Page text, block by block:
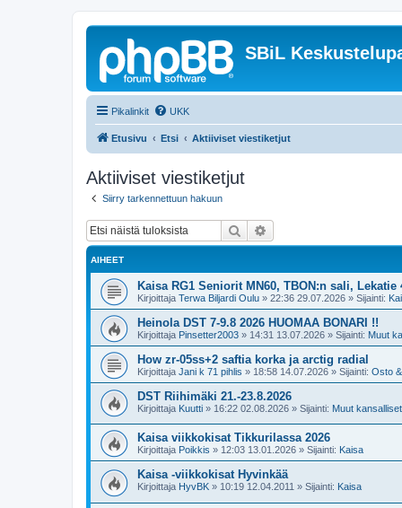
SBiL
Pikalinkit UKK
Etusivu Etsi Aktiiviset viestiketjut
Aktiiviset viestiketjut
Siirry tarkennettuun hakuun
Etsi
AIHEET
Kaisa RG1 Seniorit MN60, TBON:n sali, Lekatie
Kirjoittaja Terwa Biljardi Oulu » 22:36 29.07.2026 » Sijainti:
Heinola DST 7-9.8 2026 HUOMAA BONARI !!
Kirjoittaja Pinsetter2003 » 14:31 13.07.2026 » Sijainti: Muut
How zr-05ss+2 saftia korka ja arctig radial
Kirjoittaja Jani k 71 pihlis » 18:58 14.07.2026 » Sijainti: Osto
DST Riihimäki 21.-23.8.2026
Kirjoittaja Kuutti » 16:22 02.08.2026 » Sijainti: Muut
Kaisa viikkokisat Tikkurilassa 2026
Kirjoittaja Poikkis » 12:03 13.01.2026 » Sijainti: Kaisa
Kaisa -viikkokisat Hyvinkää
Kirjoittaja HyvBK » 10:19 12.04.2011 » Sijainti: Kaisa